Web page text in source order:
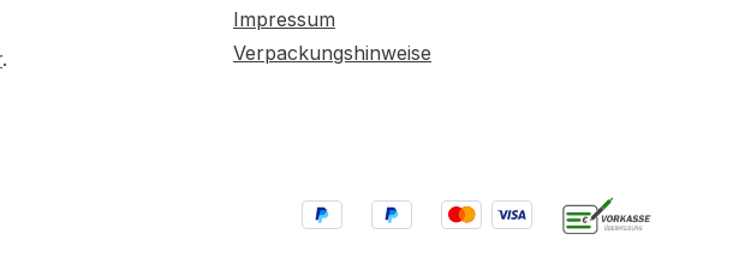
.
Impressum
Verpackungshinweise